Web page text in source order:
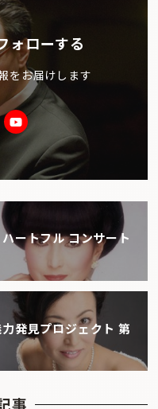
ォローする
をお届けします
Youtube
ートフル コンサート
発見プロジェクト 第
事